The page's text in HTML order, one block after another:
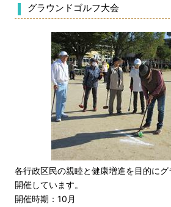
グラウンドゴルフ大会
各行政区民の親睦と健康増進を目的に
開催しています。
開催時期：10月